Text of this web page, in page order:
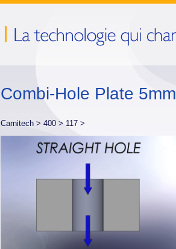
Combi-Hole Plate 5mm
Carnitech > 400 > 117 >